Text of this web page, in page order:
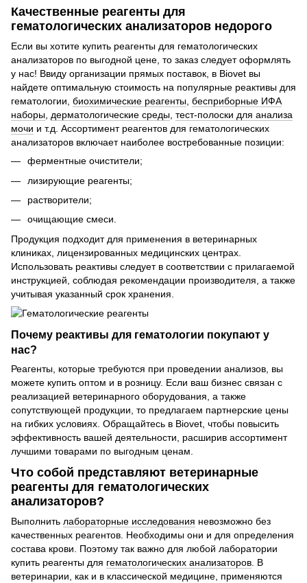
Качественные реагенты для
гематологических анализаторов недорого
Если вы хотите купить реагенты для гематологических
анализаторов по выгодной цене, то заказ следует оформлять
у нас! Ввиду организации прямых поставок, в Biovet вы
найдете оптимальную стоимость на популярные реактивы для
гематологии, биохимические реагенты бесприборные ИФА
наборы дерматологические среды тест-полоски для анализа
мочи и т.д. Ассортимент реагентов для гематологических
анализаторов включает наиболее востребованные позиции:
ферментные очистители;
лизирующие реагенты;
растворители;
очищающие смеси.
Продукция подходит для применения в ветеринарных
клиниках, лицензированных медицинских центрах.
Использовать реактивы следует в соответствии с прилагаемой
инструкцией, соблюдая рекомендации производителя, а также
учитывая указанный срок хранения.
Почему реактивы для гематологии покупают у
нас?
Реагенты, которые требуются при проведении анализов, вы
можете купить оптом и в розницу. Если ваш бизнес связан с
реализацией ветеринарного оборудования, а также
сопутствующей продукции, то предлагаем партнерские цены
на гибких условиях. Обращайтесь в Biovet, чтобы повысить
эффективность вашей деятельности, расширив ассортимент
лучшими товарами по выгодным ценам.
Что собой представляют ветеринарные
реагенты для гематологических
анализаторов?
Выполнить лабораторные исследования невозможно без
качественных реагентов. Необходимы они и для определения
состава крови. Поэтому так важно для любой лаборатории
купить реагенты для гематологических анализаторов. В
ветеринарии, как и в классической медицине, применяются